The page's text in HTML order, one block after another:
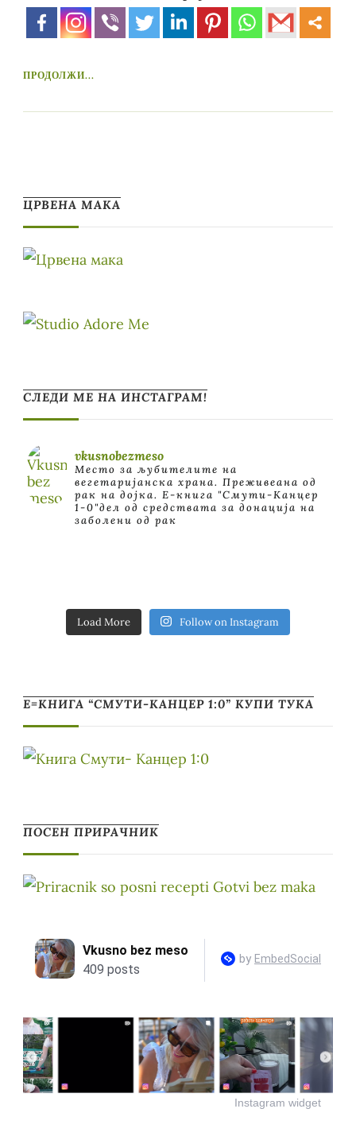
ПРОДОЛЖИ...
ЦРВЕНА МАКА
СЛЕДИ МЕ НА ИНСТАГРАМ!
vkusnobezmeso
Место за љубителите на
вегетаријанска храна. Преживеана од
рак на дојка. E-книга "Смути-Канцер
1-0"дел од средствата за донација на
заболени од рак
Load More Follow on Instagram
Е=КНИГА “СМУТИ-КАНЦЕР 1:0” КУПИ ТУКА
ПОСЕН ПРИРАЧНИК
Instagram widget